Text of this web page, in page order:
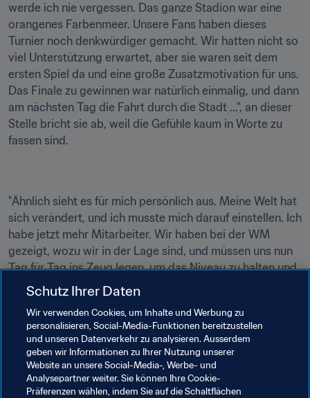
werde ich nie vergessen. Das ganze Stadion war eine
orangenes Farbenmeer. Unsere Fans haben dieses
Turnier noch denkwürdiger gemacht. Wir hatten nicht so
viel Unterstützung erwartet, aber sie waren seit dem
ersten Spiel da und eine große Zusatzmotivation für uns.
Das Finale zu gewinnen war natürlich einmalig, und dann
am nächsten Tag die Fahrt durch die Stadt ...", an dieser
Stelle bricht sie ab, weil die Gefühle kaum in Worte zu
fassen sind.
"Ähnlich sieht es für mich persönlich aus. Meine Welt hat
sich verändert, und ich musste mich darauf einstellen. Ich
habe jetzt mehr Mitarbeiter. Wir haben bei der WM
gezeigt, wozu wir in der Lage sind, und müssen uns nun
Tag für Tag ins Zeug legen, um das Niveau zu halten und
uns weiter zu verbessern. Und wir müssen schnell besser
Riesenschritten entwickelt."
Schutz Ihrer Daten
Wir verwenden Cookies, um Inhalte und Werbung zu
personalisieren, Social-Media-Funktionen bereitzustellen
und unseren Datenverkehr zu analysieren. Ausserdem
geben wir Informationen zu Ihrer Nutzung unserer
Website an unsere Social-Media-, Werbe- und
Analysepartner weiter. Sie können Ihre Cookie-
Präferenzen wählen, indem Sie auf die Schaltflächen